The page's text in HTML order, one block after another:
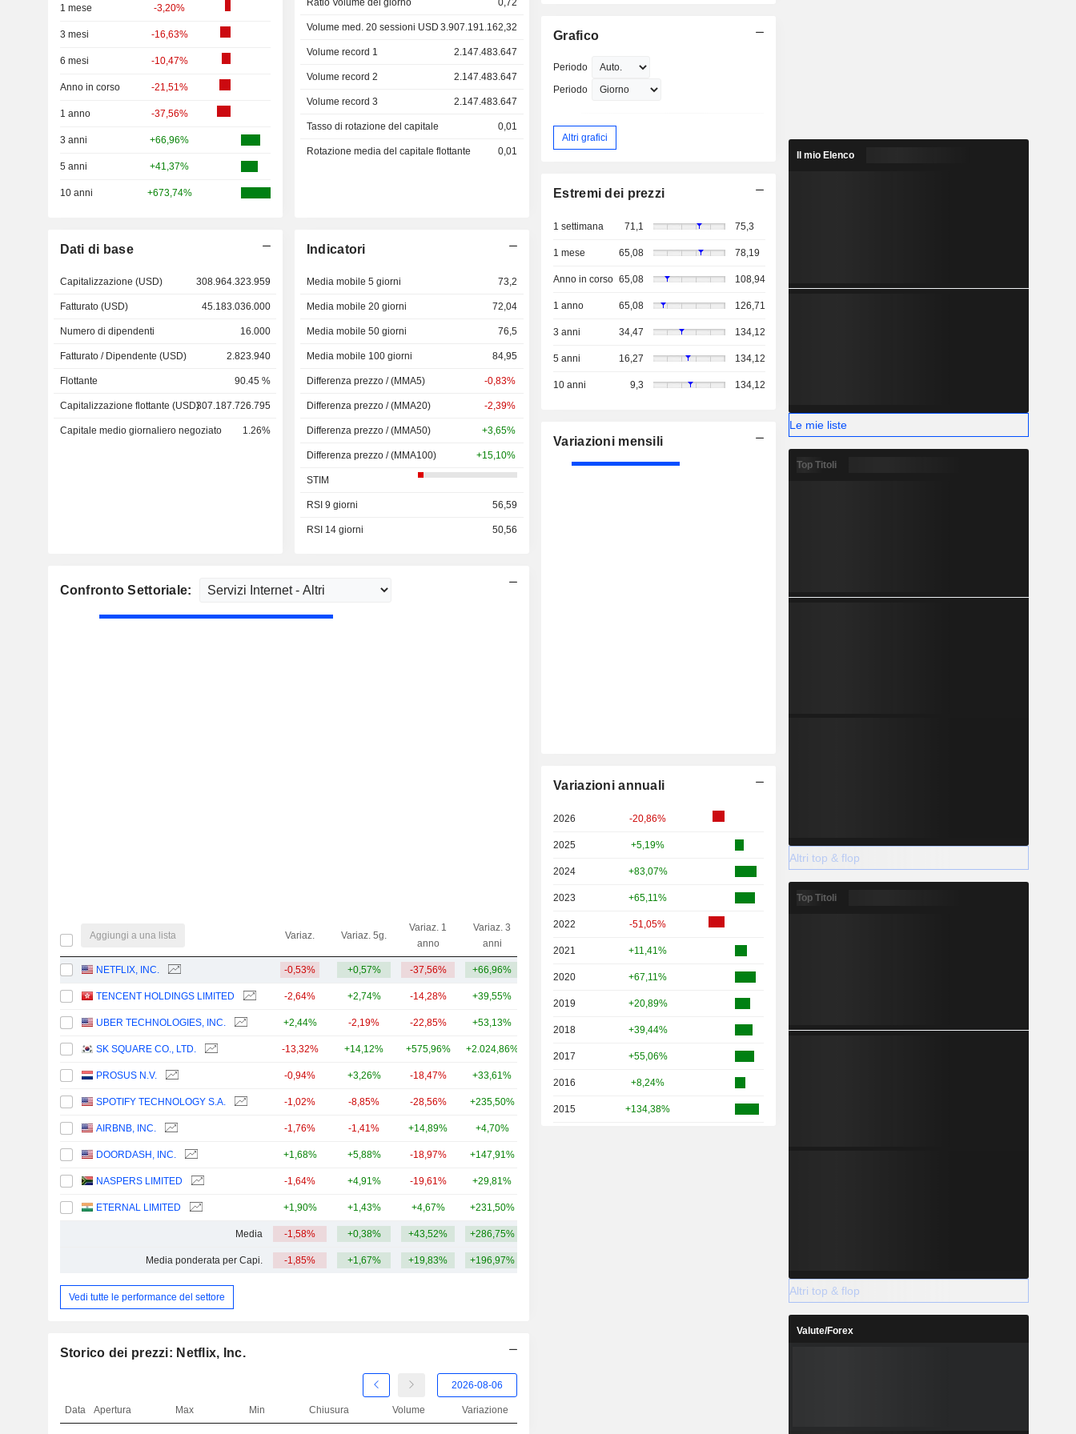
1 mese -3,20%
3 mesi -16,63%
6 mesi -10,47%
Anno in corso -21,51%
1 anno -37,56%
3 anni +66,96%
5 anni +41,37%
10 anni +673,74%
Ratio Volume del giorno 0,72
Volume med. 20 sessioni USD 3.907.191.162,32
Volume record 1 2.147.483.647
Volume record 2 2.147.483.647
Volume record 3 2.147.483.647
Tasso di rotazione del capitale 0,01
Rotazione media del capitale flottante 0,01
Dati di base
Capitalizzazione (USD) 308.964.323.959
Fatturato (USD) 45.183.036.000
Numero di dipendenti 16.000
Fatturato / Dipendente (USD) 2.823.940
Flottante 90.45 %
Capitalizzazione flottante (USD)307.187.726.795
Capitale medio giornaliero negoziato 1.26%
Indicatori
Media mobile 5 giorni 73,2
Media mobile 20 giorni 72,04
Media mobile 50 giorni 76,5
Media mobile 100 giorni 84,95
Differenza prezzo / (MMA5) -0,83%
Differenza prezzo / (MMA20) -2,39%
Differenza prezzo / (MMA50) +3,65%
Differenza prezzo / (MMA100) +15,10%
STIM
RSI 9 giorni 56,59
RSI 14 giorni 50,56
Confronto Settoriale:
Aggiungi a una lista Variaz. Variaz. 5g.
Variaz. 1
anno
Variaz. 3
anni
NETFLIX, INC. -0,53% +0,57% -37,56% +66,96%
TENCENT HOLDINGS LIMITED -2,64% +2,74% -14,28% +39,55%
UBER TECHNOLOGIES, INC. +2,44% -2,19% -22,85% +53,13%
SK SQUARE CO., LTD. -13,32% +14,12% +575,96% +2.024,86%
PROSUS N.V. -0,94% +3,26% -18,47% +33,61%
SPOTIFY TECHNOLOGY S.A. -1,02% -8,85% -28,56% +235,50%
AIRBNB, INC. -1,76% -1,41% +14,89% +4,70%
DOORDASH, INC. +1,68% +5,88% -18,97% +147,91%
NASPERS LIMITED -1,64% +4,91% -19,61% +29,81%
ETERNAL LIMITED +1,90% +1,43% +4,67% +231,50%
Media -1,58% +0,38% +43,52% +286,75%
Media ponderata per Capi. -1,85% +1,67% +19,83% +196,97%
Vedi tutte le performance del settore
Storico dei prezzi: Netflix, Inc.
Data Apertura Max Min Chiusura Volume Variazione
Grafico
Periodo
Periodo
Altri grafici
Estremi dei prezzi
1 settimana 71,1 75,3
1 mese 65,08 78,19
Anno in corso 65,08 108,94
1 anno 65,08 126,71
3 anni 34,47 134,12
5 anni 16,27 134,12
10 anni 9,3 134,12
Variazioni mensili
Variazioni annuali
2026 -20,86%
2025 +5,19%
2024 +83,07%
2023 +65,11%
2022 -51,05%
2021 +11,41%
2020 +67,11%
2019 +20,89%
2018 +39,44%
2017 +55,06%
2016 +8,24%
2015 +134,38%
Il mio Elenco
Le mie liste
Top Titoli
Altri top & flop
Top Titoli
Altri top & flop
Valute/Forex